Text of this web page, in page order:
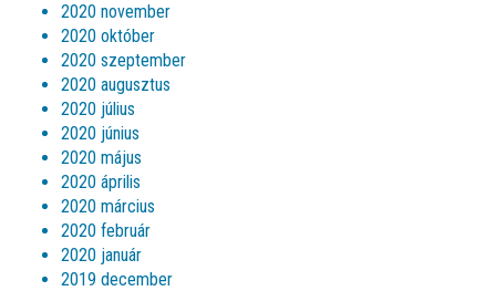
2020 november
2020 október
2020 szeptember
2020 augusztus
2020 július
2020 június
2020 május
2020 április
2020 március
2020 február
2020 január
2019 december